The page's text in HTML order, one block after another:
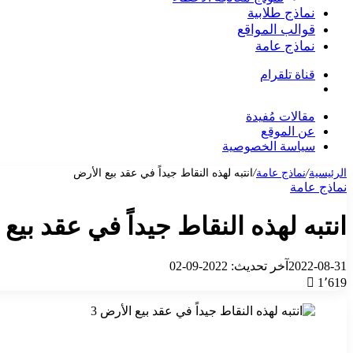
نماذج طلابية
قوالب المواقع
نماذج عامة
قناة تلقرام
مقالات مُفيدة
عن الموقع
سياسة الخصوصية
الرئيسية/نماذج عامة/انتبه لهذه النقاط جيداً في عقد بيع الأرض
نماذج عامة
انتبه لهذه النقاط جيداً في عقد
2022-08-31 آخر تحديث: 2022-09-02
1٬619